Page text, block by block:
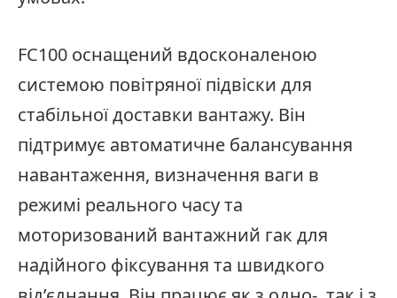
FC100 оснащений вдосконаленою
системою повітряної підвіски для
стабільної доставки вантажу. Він
підтримує автоматичне балансування
навантаження, визначення ваги в
режимі реального часу та
моторизований вантажний гак для
надійного фіксування та швидкого